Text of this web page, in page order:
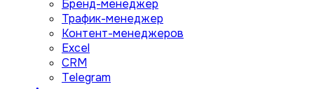
Бренд-менеджер
Трафик-менеджер
Контент-менеджеров
Excel
CRM
Telegram